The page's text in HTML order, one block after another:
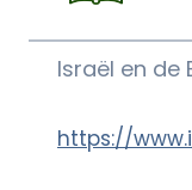
Israël en de
https://